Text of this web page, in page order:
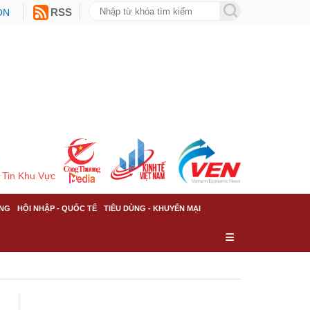
RSS
Tin Khu Vực
HỘI NHẬP - QUỐC TẾ TIÊU DÙNG - KHUYẾN MẠI